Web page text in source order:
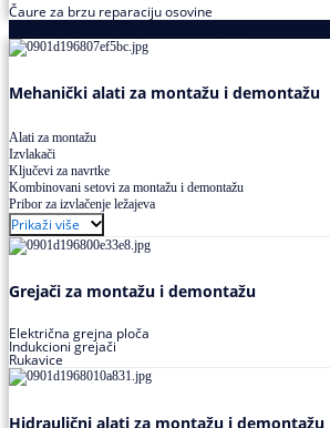
Čaure za brzu reparaciju osovine
Mehanički alati za montažu i demontažu
Alati za montažu
Izvlakači
Ključevi za navrtke
Kombinovani setovi za montažu i demontažu
Pribor za izvlačenje ležajeva
Prikaži više
Grejači za montažu i demontažu
Električna grejna ploča
Indukcioni grejači
Rukavice
Hidraulični alati za montažu i demontažu